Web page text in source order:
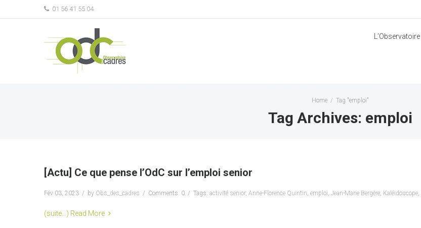
01 56 41 55 04
L’Observatoire
Home / Tag "emploi"
Tag Archives: emploi
[Actu] Ce que pense l’OdC sur l’emploi senior
Fév 03, 2023 by Obs_des_cadres Comments: 0 Tags: activité senior, Anne-Florence Quintin, emploi, Jean-Marie Bergère, Kaléidoscope,
(suite…) Read More